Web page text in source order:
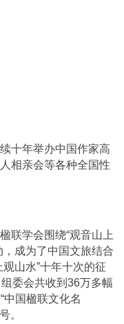
十年举办中国作家高
相亲会等各种全国性
联学会围绕“观音山上
成为了中国文旅结合
山水”十年十次的征
委会共收到36万多幅
中国楹联文化名
。